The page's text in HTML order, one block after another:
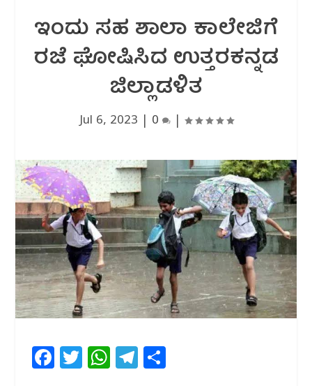
ಇಂದು ಸಹ ಶಾಲಾ ಕಾಲೇಜಿಗೆ
ರಜೆ ಘೋಷಿಸಿದ ಉತ್ತರಕನ್ನಡ
ಜಿಲ್ಲಾಡಳಿತ
Jul 6, 2023 0 |
F T W T